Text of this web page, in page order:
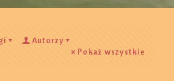
Autorzy
Pokaż wszystkie